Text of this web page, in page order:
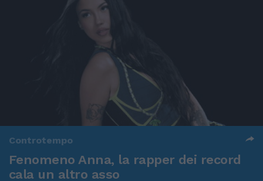
Controtempo
Fenomeno Anna, la rapper dei record
cala un altro asso